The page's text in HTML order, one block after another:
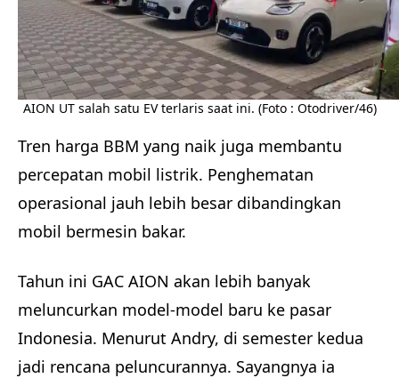
AION UT salah satu EV terlaris saat ini. (Foto : Otodriver/46)
Tren harga BBM yang naik juga membantu
percepatan mobil listrik. Penghematan
operasional jauh lebih besar dibandingkan
mobil bermesin bakar.
Tahun ini GAC AION akan lebih banyak
meluncurkan model-model baru ke pasar
Indonesia. Menurut Andry, di semester kedua
jadi rencana peluncurannya. Sayangnya ia